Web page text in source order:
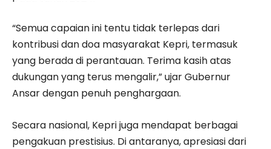
“Semua capaian ini tentu tidak terlepas dari
kontribusi dan doa masyarakat Kepri, termasuk
yang berada di perantauan. Terima kasih atas
dukungan yang terus mengalir,” ujar Gubernur
Ansar dengan penuh penghargaan.
Secara nasional, Kepri juga mendapat berbagai
pengakuan prestisius. Di antaranya, apresiasi dari